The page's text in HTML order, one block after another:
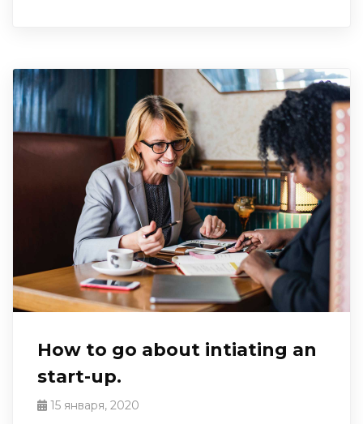
How to go about intiating an
start-up.
15 января, 2020